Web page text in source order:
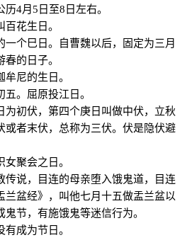
4月5日至8日左右。
花生日。
一个巳日。自曹魏以后，固定为三月
的日子。
尼的生日。
。屈原投江日。
为初伏，第四个庚日叫做中伏，立秋
或者末伏，总称为三伏。伏是隐伏避
聚会之日。
传说，目连的母亲堕入饿鬼道，目连
兰盆经》，叫他七月十五做盂兰盆以
节，有施饿鬼等迷信行为。
成为节日。